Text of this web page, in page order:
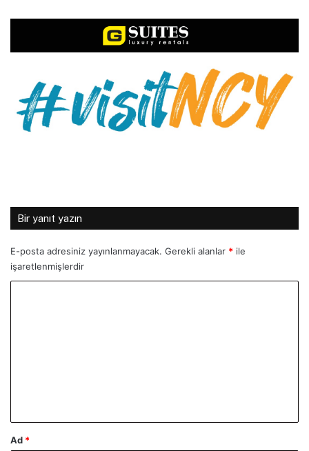
Bir yanıt yazın
E-posta adresiniz yayınlanmayacak. Gerekli alanlar * ile
işaretlenmişlerdir
Ad *